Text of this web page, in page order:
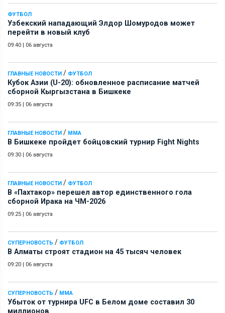
ФУТБОЛ
Узбекский нападающий Элдор Шомуродов может
перейти в новый клуб
09:40 06 августа
ГЛАВНЫЕ НОВОСТИ / ФУТБОЛ
Кубок Азии (U-20): обновленное расписание матчей
сборной Кыргызстана в Бишкеке
09:35 06 августа
ГЛАВНЫЕ НОВОСТИ / ММА
В Бишкеке пройдет бойцовский турнир Fight Nights
09:30 06 августа
ГЛАВНЫЕ НОВОСТИ / ФУТБОЛ
В «Пахтакор» перешел автор единственного гола
сборной Ирака на ЧМ-2026
09:25 06 августа
СУПЕРНОВОСТЬ / ФУТБОЛ
В Алматы строят стадион на 45 тысяч человек
09:20 06 августа
СУПЕРНОВОСТЬ / ММА
Убыток от турнира UFC в Белом доме составил 30